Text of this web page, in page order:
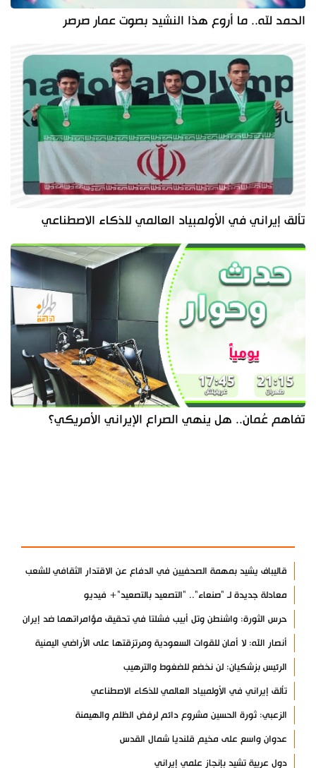
الحمد لله.. ما أروع هذا النشيد بصوت عمار صرصر
تألق إيراني في الأولمبياد العالمي للذكاء الاصطناعي
تفاهم عُمان.. هل ينهي الصراع الإيراني الأمريكي؟
قاليباف يشيد بمهمة الصحفيين في الدفاع عن الاقتدار الثقافي للشعب
معادلة جديدة لـ "صنعاء".. "التصعيد بالتصعيد"+ فيديو
حرس الثورة: واشنطن وتل أبيب فشلتا في تحقيق مؤامراتهما ضد إيران
أنصار الله: لا أمان للقوات السعودية ومرتزقتها على الأراضي اليمنية
الرئيس بزشكيان: لن نخضع للضغوط والترهيب
تألق إيراني في الأولمبياد العالمي للذكاء الاصطناعي
الزعبي: ثورة الحسين مشروع دائم لرفض الظلم والهيمنة
عدوان واسع على مخيم قلنديا شمال القدس
دول عربية تشيد بإنجاز علمي إيراني